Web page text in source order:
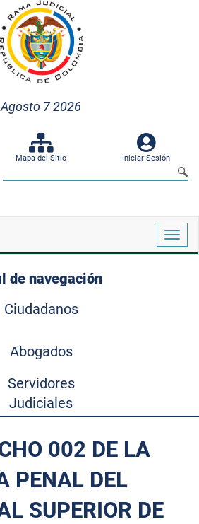
Agosto 7 2026
Mapa del Sitio Iniciar Sesión
de navegación
Ciudadanos
Abogados
Servidores
Judiciales
002 DE LA
PENAL DEL
SUPERIOR DE